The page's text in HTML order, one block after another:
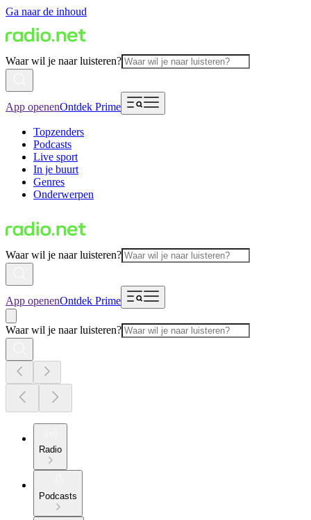
Ga naar de inhoud
Waar wil je naar luisteren?
App openenOntdek Prime
Topzenders
Podcasts
Live sport
In je buurt
Genres
Onderwerpen
Waar wil je naar luisteren?
App openenOntdek Prime
Waar wil je naar luisteren?
Radio
Podcasts